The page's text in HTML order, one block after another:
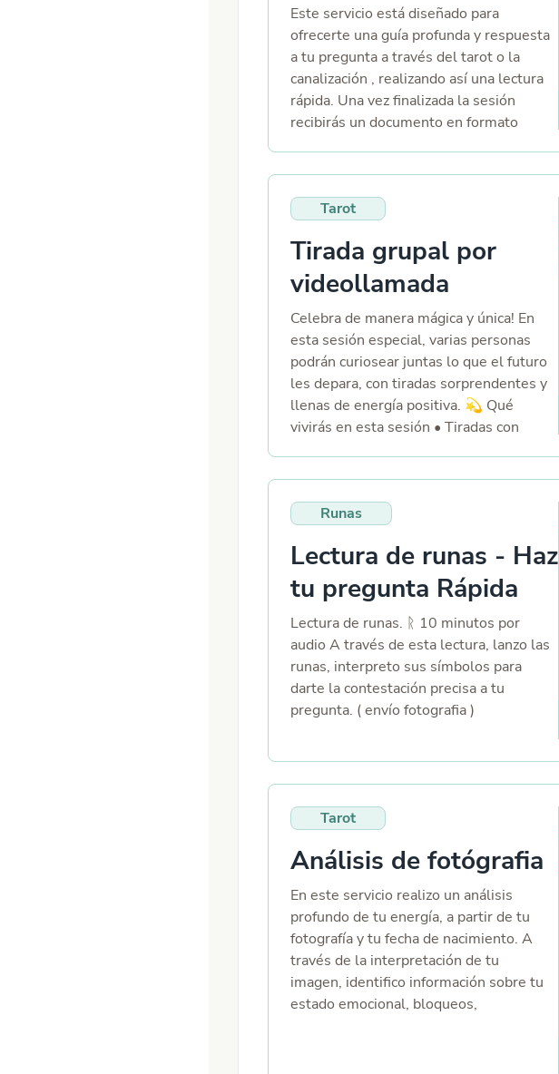
Este servicio está diseñado para
ofrecerte una guía profunda y respuesta
a tu pregunta a través del tarot o la
canalización , realizando así una lectura
rápida. Una vez finalizada la sesión
recibirás un documento en formato
cuando lo necesites. O bien puedes
un audio. ( responde a más de 2
preguntas )
Tarot
Tirada grupal por
videollamada
Celebra de manera mágica y única! En
esta sesión especial, varias personas
podrán curiosear juntas lo que el futuro
les depara, con tiradas sorprendentes y
llenas de energía positiva. 💫 Qué
vivirás en esta sesión • Tiradas con
Runas
Lectura de runas - Haz
tu pregunta Rápida
Lectura de runas. ᚱ 10 minutos por
audio A través de esta lectura, lanzo las
runas, interpreto sus símbolos para
darte la contestación precisa a tu
pregunta. ( envío fotografia )
Tarot
Análisis de fotógrafia
En este servicio realizo un análisis
profundo de tu energía, a partir de tu
fotografía y tu fecha de nacimiento. A
través de la interpretación de tu
imagen, identifico información sobre tu
estado emocional, bloqueos,